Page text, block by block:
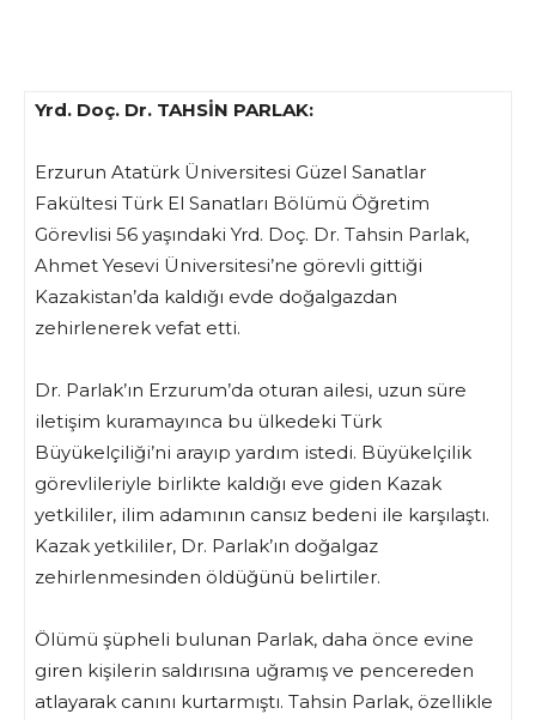
Yrd. Doç. Dr. TAHSİN PARLAK:
Erzurun Atatürk Üniversitesi Güzel Sanatlar
Fakültesi Türk El Sanatları Bölümü Öğretim
Görevlisi 56 yaşındaki Yrd. Doç. Dr. Tahsin Parlak,
Ahmet Yesevi Üniversitesi’ne görevli gittiği
Kazakistan’da kaldığı evde doğalgazdan
zehirlenerek vefat etti.
Dr. Parlak’ın Erzurum’da oturan ailesi, uzun süre
iletişim kuramayınca bu ülkedeki Türk
Büyükelçiliği’ni arayıp yardım istedi. Büyükelçilik
görevlileriyle birlikte kaldığı eve giden Kazak
yetkililer, ilim adamının cansız bedeni ile karşılaştı.
Kazak yetkililer, Dr. Parlak’ın doğalgaz
zehirlenmesinden öldüğünü belirtiler.
Ölümü şüpheli bulunan Parlak, daha önce evine
giren kişilerin saldırısına uğramış ve pencereden
atlayarak canını kurtarmıştı. Tahsin Parlak, özellikle